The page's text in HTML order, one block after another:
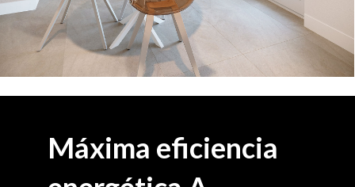
Máxima eficiencia